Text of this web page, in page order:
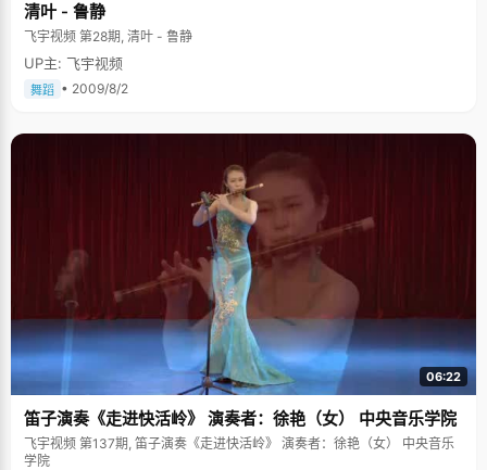
清叶 - 鲁静
飞宇视频 第28期, 清叶 - 鲁静
UP主: 飞宇视频
舞蹈 • 2009/8/2
06:22
笛子演奏《走进快活岭》 演奏者：徐艳（女） 中央音乐学院
飞宇视频 第137期, 笛子演奏《走进快活岭》 演奏者：徐艳（女） 中央音乐
学院